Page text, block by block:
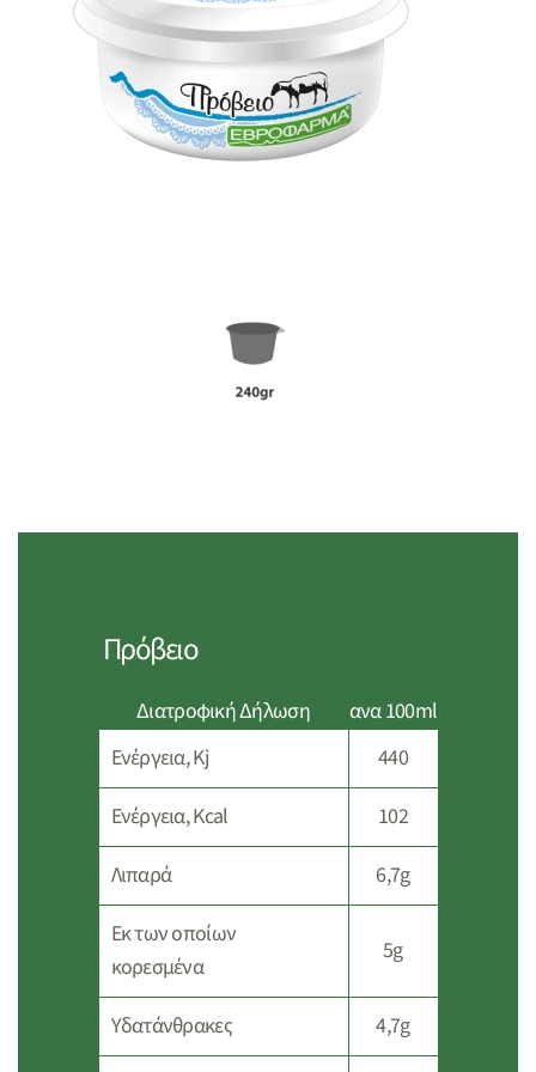
Πρόβειο
Διατροφική Δήλωση
ανα 100ml
Ενέργεια, Kj
440
Ενέργεια, Kcal
102
Λιπαρά
6,7g
Eκ των οποίων
κορεσμένα
5g
Υδατάνθρακες
4,7g